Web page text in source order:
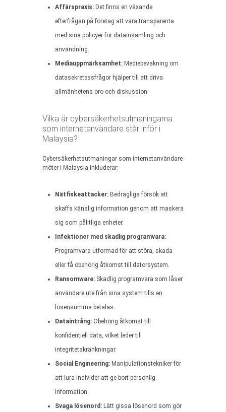
Affärspraxis: Det finns en växande
efterfrågan på företag att vara transparenta
med sina policyer för datainsamling och
användning.
Mediauppmärksamhet: Mediebevakning om
datasekretessfrågor hjälper till att driva
allmänhetens oro och diskussion.
Vilka är cybersäkerhetsutmaningarna
som internetanvändare står inför i
Malaysia?
Cybersäkerhetsutmaningar som internetanvändare
möter i Malaysia inkluderar:
Nätfiskeattacker: Bedrägliga försök att
skaffa känslig information genom att maskera
sig som pålitliga enheter.
Infektioner med skadlig programvara:
Programvara utformad för att störa, skada
eller få obehörig åtkomst till datorsystem.
Ransomware: Skadlig programvara som låser
användare ute från sina system tills en
lösensumma betalas.
Dataintrång: Obehörig åtkomst till
konfidentiell data, vilket leder till
integritetskränkningar.
Social Engineering: Manipulationstekniker för
att lura individer att ge bort personlig
information.
Svaga lösenord: Lätt gissa lösenord som gör